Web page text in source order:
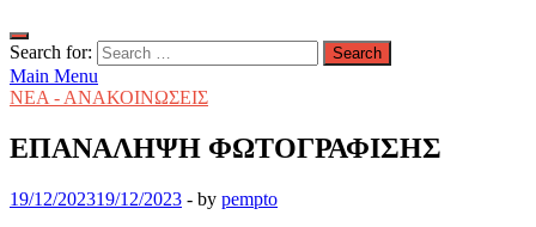
Search for:
Main Menu
ΝΕΑ - ΑΝΑΚΟΙΝΩΣΕΙΣ
ΕΠΑΝΑΛΗΨΗ ΦΩΤΟΓΡΑΦΙΣΗΣ
19/12/202319/12/2023 - by pempto